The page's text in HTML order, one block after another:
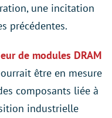
une incitation
précédentes.
de modules DRAM
être en mesure
composants liée à
industrielle